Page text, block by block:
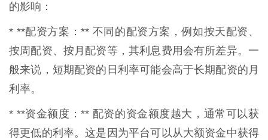
的影响：
* **配资方案：** 不同的配资方案，例如按天配资、
按周配资、按月配资等，其利息费用会有所差异。一
般来说，短期配资的日利率可能会高于长期配资的月
利率。
* **资金额度：** 配资的资金额度越大，通常可以获
得更低的利率。这是因为平台可以从大额资金中获得